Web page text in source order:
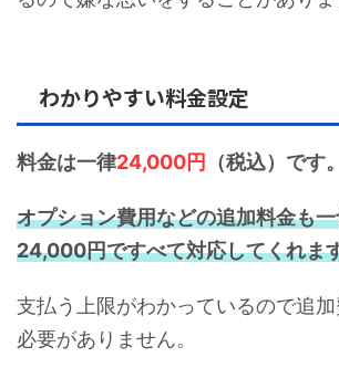
わかりやすい料金設定
料金は一律24,000円 （税込）です。
オプション費用などの追加料金も
24,000円ですべて対応してくれま
支払う上限がわかっているので追
必要がありません。